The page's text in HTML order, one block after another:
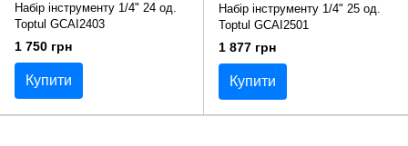
Набір інструменту 1/4" 24 од.
Toptul GCAI2403
1 750 грн
Купити
Набір інструменту 1/4" 25 од.
Toptul GCAI2501
1 877 грн
Купити